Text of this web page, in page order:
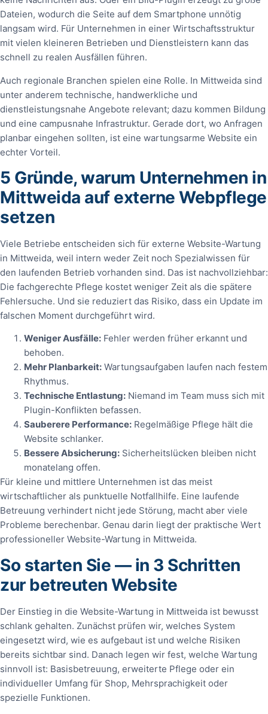
Dateien, wodurch die Seite auf dem Smartphone unnötig
langsam wird. Für Unternehmen in einer Wirtschaftsstruktur
mit vielen kleineren Betrieben und Dienstleistern kann das
schnell zu realen Ausfällen führen.
Auch regionale Branchen spielen eine Rolle. In Mittweida sind
unter anderem technische, handwerkliche und
dienstleistungsnahe Angebote relevant; dazu kommen Bildung
und eine campusnahe Infrastruktur. Gerade dort, wo Anfragen
planbar eingehen sollten, ist eine wartungsarme Website ein
echter Vorteil.
5 Gründe, warum Unternehmen in
Mittweida auf externe Webpflege
setzen
Viele Betriebe entscheiden sich für externe Website-Wartung
in Mittweida, weil intern weder Zeit noch Spezialwissen für
den laufenden Betrieb vorhanden sind. Das ist nachvollziehbar:
Die fachgerechte Pflege kostet weniger Zeit als die spätere
Fehlersuche. Und sie reduziert das Risiko, dass ein Update im
falschen Moment durchgeführt wird.
Weniger Ausfälle: Fehler werden früher erkannt und
behoben.
Mehr Planbarkeit: Wartungsaufgaben laufen nach festem
Rhythmus.
Technische Entlastung: Niemand im Team muss sich mit
Plugin-Konflikten befassen.
Sauberere Performance: Regelmäßige Pflege hält die
Website schlanker.
Bessere Absicherung: Sicherheitslücken bleiben nicht
monatelang offen.
Für kleine und mittlere Unternehmen ist das meist
wirtschaftlicher als punktuelle Notfallhilfe. Eine laufende
Betreuung verhindert nicht jede Störung, macht aber viele
Probleme berechenbar. Genau darin liegt der praktische Wert
professioneller Website-Wartung in Mittweida.
So starten Sie — in 3 Schritten
zur betreuten Website
Der Einstieg in die Website-Wartung in Mittweida ist bewusst
schlank gehalten. Zunächst prüfen wir, welches System
eingesetzt wird, wie es aufgebaut ist und welche Risiken
bereits sichtbar sind. Danach legen wir fest, welche Wartung
sinnvoll ist: Basisbetreuung, erweiterte Pflege oder ein
individueller Umfang für Shop, Mehrsprachigkeit oder
spezielle Funktionen.